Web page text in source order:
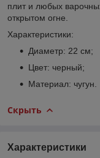
плит и любых
открытом огне.
Характеристики:
Диаметр: 22 см;
Цвет: черный;
Материал: чугун.
Скрыть
Характеристики